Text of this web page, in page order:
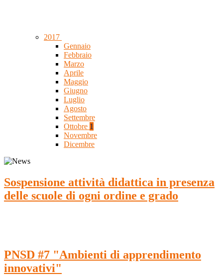
2017
Gennaio
Febbraio
Marzo
Aprile
Maggio
Giugno
Luglio
Agosto
Settembre
Ottobre 1
Novembre
Dicembre
Sospensione attività didattica in presenza
delle scuole di ogni ordine e grado
PNSD #7 "Ambienti di apprendimento
innovativi"